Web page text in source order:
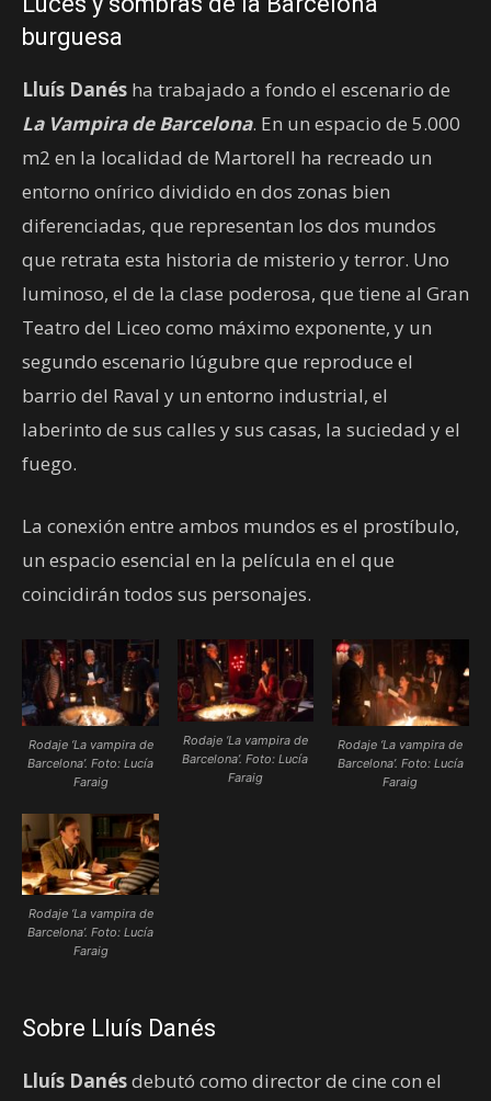
burguesa
Lluís Danés ha trabajado a fondo el escenario de
La Vampira de Barcelona. En un espacio de 5.000
m2 en la localidad de Martorell ha recreado un
entorno onírico dividido en dos zonas bien
diferenciadas, que representan los dos mundos
que retrata esta historia de misterio y terror. Uno
luminoso, el de la clase poderosa, que tiene al Gran
Teatro del Liceo como máximo exponente, y un
segundo escenario lúgubre que reproduce el
barrio del Raval y un entorno industrial, el
laberinto de sus calles y sus casas, la suciedad y el
fuego.
La conexión entre ambos mundos es el prostíbulo,
un espacio esencial en la película en el que
coincidirán todos sus personajes.
Rodaje ‘La vampira de
Barcelona’. Foto: Lucía
Faraig
Rodaje ‘La vampira de
Barcelona’. Foto: Lucía
Faraig
Rodaje ‘La vampira de
Barcelona’. Foto: Lucía
Faraig
Rodaje ‘La vampira de
Barcelona’. Foto: Lucía
Faraig
Sobre Lluís Danés
Lluís Danésdebutó como director de cine con el